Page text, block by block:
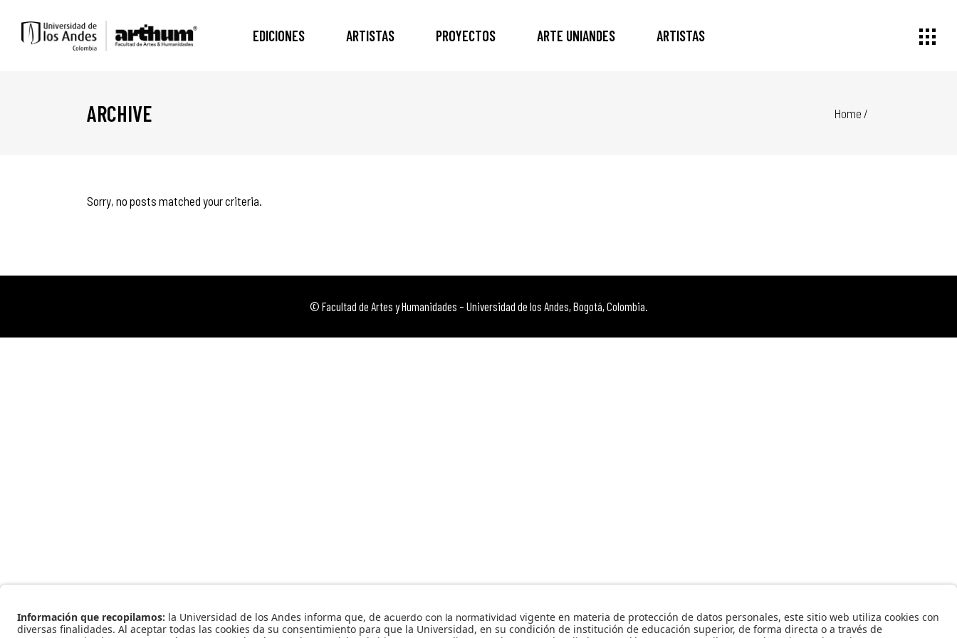
EDICIONES ARTISTAS PROYECTOS ARTE UNIANDES ARTISTAS
ARCHIVE Home /
Sorry, no posts matched your criteria.
© Facultad de Artes y Humanidades – Universidad de los Andes, Bogotá, Colombia.